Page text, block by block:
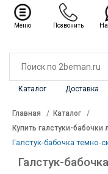
Каталог Доставка
Каталог ✖
Главная
Каталог
Купить галстуки-
Галстук-бабочка темно-
Галстук-
Меню Позвонить